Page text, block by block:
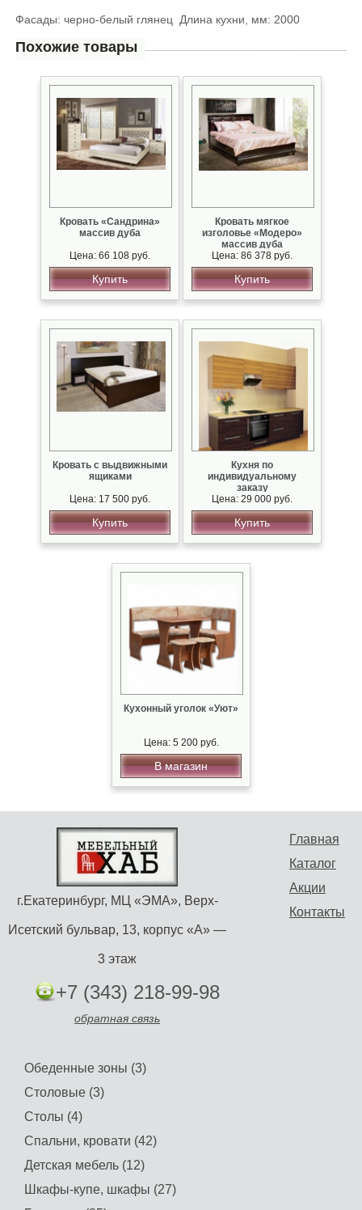
Фасады: черно-белый глянец Длина кухни, мм: 2000
Похожие товары
Кровать «Сандрина»
массив дуба
Цена: 66 108 руб.
Купить
Кровать мягкое
изголовье «Модеро»
массив дуба
Цена: 86 378 руб.
Купить
Кровать с выдвижными
ящиками
Цена: 17 500 руб.
Купить
Кухня по
индивидуальному
заказу
Цена: 29 000 руб.
Купить
Кухонный уголок «Уют»
Цена: 5 200 руб.
В магазин
Главная
Каталог
Акции
Контакты
г.Екатеринбург, МЦ «ЭМА», Верх-
Исетский бульвар, 13, корпус «А» —
3 этаж
+7 (343) 218-99-98
обратная связь
Обеденные зоны (3)
Столовые (3)
Столы (4)
Спальни, кровати (42)
Детская мебель (12)
Шкафы-купе, шкафы (27)